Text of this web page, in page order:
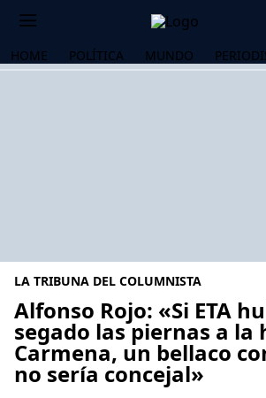
HOME POLÍTICA MUNDO
LA TRIBUNA DEL COLUMNISTA
Alfonso Rojo: «Si ETA
segado las piernas a la
Carmena, un bellaco
no sería concejal»